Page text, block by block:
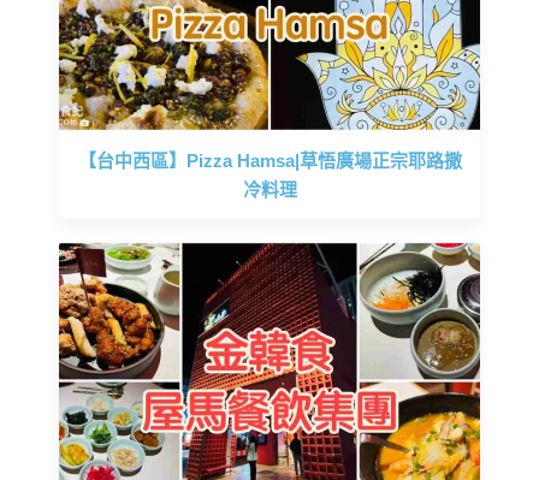
【台中西區】Pizza Hamsa|草悟廣場正宗耶路撒
冷料理